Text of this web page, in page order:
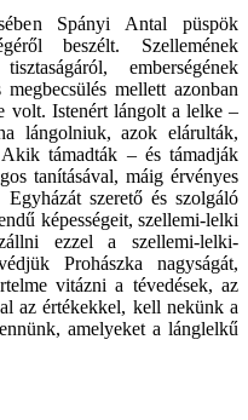
Spányi Antal püspök
beszélt. Szellemének
emberségének
mellett azonban
volt. Istenért lángolt a lelke –
lángolniuk, azok elárulták,
támadták – és támadják
tanításával, máig érvényes
szerető és szolgáló
képességeit, szellemi-lelki
ezzel a szellemi-lelki-
Prohászka nagyságát,
vitázni a tévedések, az
az értékekkel, kell nekünk a
amelyeket a lánglelkű